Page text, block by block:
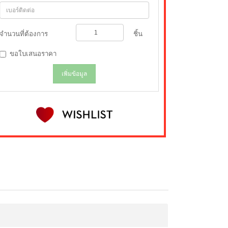
จำนวนที่ต้องการ ชิ้น
ขอใบเสนอราคา
เพิ่มข้อมูล